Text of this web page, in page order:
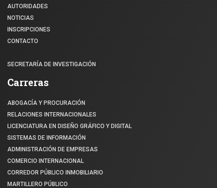
AUTORIDADES
NOTICIAS
INSCRIPCIONES
CONTACTO
SECRETARÍA DE INVESTIGACIÓN
Carreras
ABOGACÍA Y PROCURACIÓN
RELACIONES INTERNACIONALES
LICENCIATURA EN DISEÑO GRÁFICO Y DIGITAL
SISTEMAS DE INFORMACIÓN
ADMINISTRACIÓN DE EMPRESAS
COMERCIO INTERNACIONAL
CORREDOR PÚBLICO INMOBILIARIO
MARTILLERO PÚBLICO